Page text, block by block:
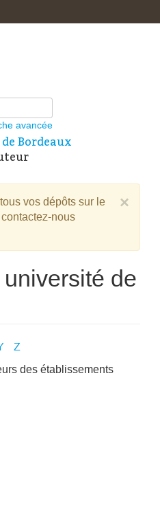
avancée
Bordeaux
×
vos dépôts sur le
nous
de
Z
des établissements